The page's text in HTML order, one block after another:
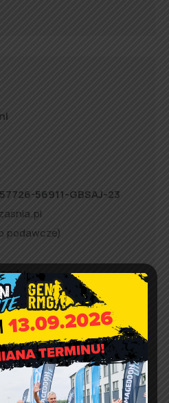
56911-GBSAJ-23
podawcze)